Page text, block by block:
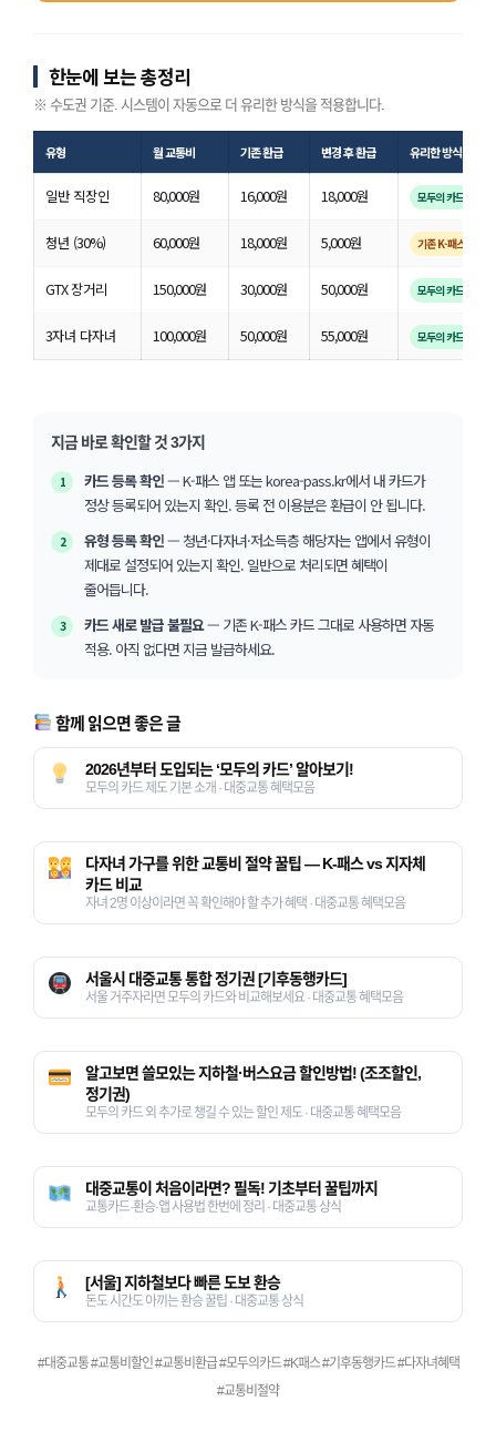
한눈에 보는 총정리
※ 수도권 기준. 시스템이 자동으로 더 유리한 방식을 적용합니다.
유형 월 교통비 기존 환급 변경 후 환급 유리한 방식
일반 직장인 80,000원 16,000원 18,000원 모두의 카드
청년 (30%) 60,000원 18,000원 5,000원 기존 K-패스
GTX 장거리 150,000원 30,000원 50,000원 모두의 카드
3자녀 다자녀 100,000원 50,000원 55,000원 모두의 카드
지금 바로 확인할 것 3가지
1 카드 등록 확인— K-패스 앱 또는 korea-pass.kr에서 내 카드가
정상 등록되어 있는지 확인. 등록 전 이용분은 환급이 안 됩니다.
2 유형 등록 확인— 청년·다자녀·저소득층 해당자는 앱에서 유형이
제대로 설정되어 있는지 확인. 일반으로 처리되면 혜택이
줄어듭니다.
3 카드 새로 발급 불필요— 기존 K-패스 카드 그대로 사용하면 자동
적용. 아직 없다면 지금 발급하세요.
함께 읽으면 좋은 글
2026년부터 도입되는 ‘모두의 카드’ 알아보기!
모두의 카드 제도 기본 소개 · 대중교통 혜택모음
다자녀 가구를 위한 교통비 절약 꿀팁 — K-패스 vs 지자체
카드 비교
자녀 2명 이상이라면 꼭 확인해야 할 추가 혜택 · 대중교통 혜택모음
서울시 대중교통 통합 정기권 [기후동행카드]
서울 거주자라면 모두의 카드와 비교해보세요 · 대중교통 혜택모음
알고보면 쓸모있는 지하철·버스요금 할인방법! (조조할인,
정기권)
모두의 카드 외 추가로 챙길 수 있는 할인 제도 · 대중교통 혜택모음
대중교통이 처음이라면? 필독! 기초부터 꿀팁까지
교통카드·환승·앱 사용법 한번에 정리 · 대중교통 상식
[서울] 지하철보다 빠른 도보 환승
돈도 시간도 아끼는 환승 꿀팁 · 대중교통 상식
#대중교통 #교통비할인 #교통비환급 #모두의카드 #K패스 #기후동행카드 #다자녀혜택
#교통비절약